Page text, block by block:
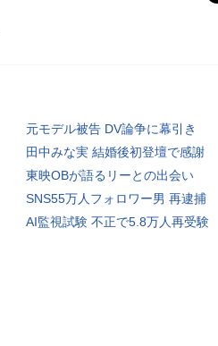
元モデル被告 DV論争に幕引き
田中みな実 結婚後初登壇で感謝
東映OBが語るリーとの出会い
SNS55万人フォロワー男 再逮捕
AI監視試験 不正で5.8万人再受験